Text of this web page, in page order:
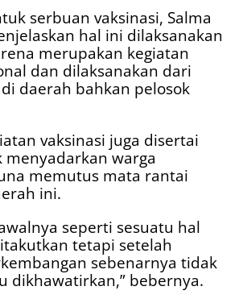
serbuan vaksinasi, Salma
hal ini dilaksanakan
merupakan kegiatan
dan dilaksanakan dari
daerah bahkan pelosok
vaksinasi juga disertai
menyadarkan warga
memutus mata rantai
ini.
seperti sesuatu hal
tetapi setelah
sebenarnya tidak
dikhawatirkan,” bebernya.